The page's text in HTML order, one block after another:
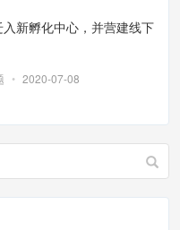
入新孵化中心，并营建线下
• 2020-07-08